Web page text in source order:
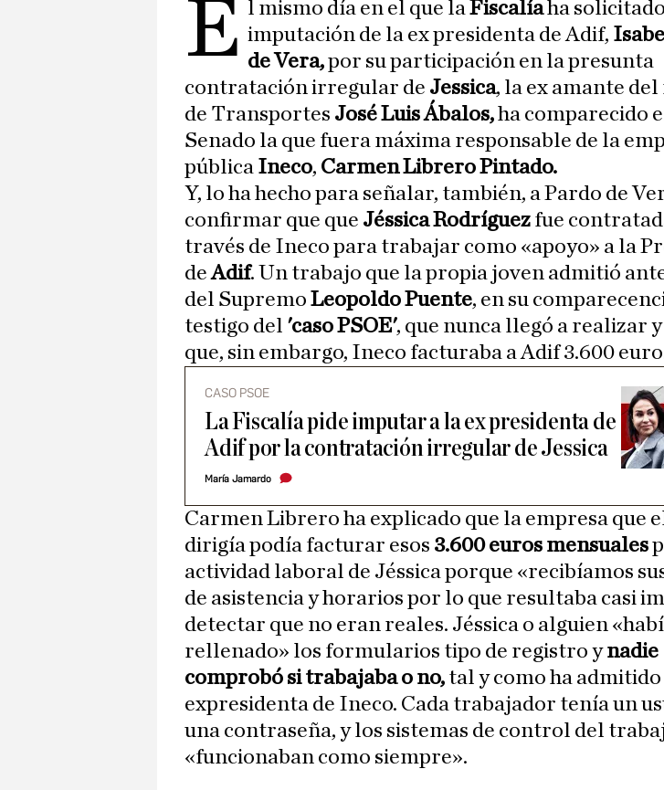
E l mismo día en el que laFiscalíaha
imputación de la ex presidenta de Adif,
de Vera,por su participación en la presunta
contratación irregular de Jessica, la ex amante
de Transportes José Luis Ábalos,ha comparecido
Senado la que fuera máxima responsable de la
pública Ineco, Carmen Librero Pintado.
Y, lo ha hecho para señalar, también, a Pardo de
confirmar que que Jéssica Rodríguez fue
través de Ineco para trabajar como «apoyo» a la
deAdif. Un trabajo que la propia joven admitió
del Supremo Leopoldo Puente, en su
testigo del 'caso PSOE', que nunca llegó a realizar
que, sin embargo, Ineco facturaba a Adif 3.600
CASO PSOE
La Fiscalía pide imputar a la ex presidenta de
Adif por la contratación irregular de Jessica
María Jamardo
Carmen Librero ha explicado que la empresa que
dirigía podía facturar esos 3.600 euros mensuales
actividad laboral de Jéssica porque «recibíamos
de asistencia y horarios por lo que resultaba casi
detectar que no eran reales. Jéssica o alguien
rellenado» los formularios tipo de registro ynadie
comprobó si trabajaba o no, tal y como ha
expresidenta de Ineco. Cada trabajador tenía un
una contraseña, y los sistemas de control del
«funcionaban como siempre».